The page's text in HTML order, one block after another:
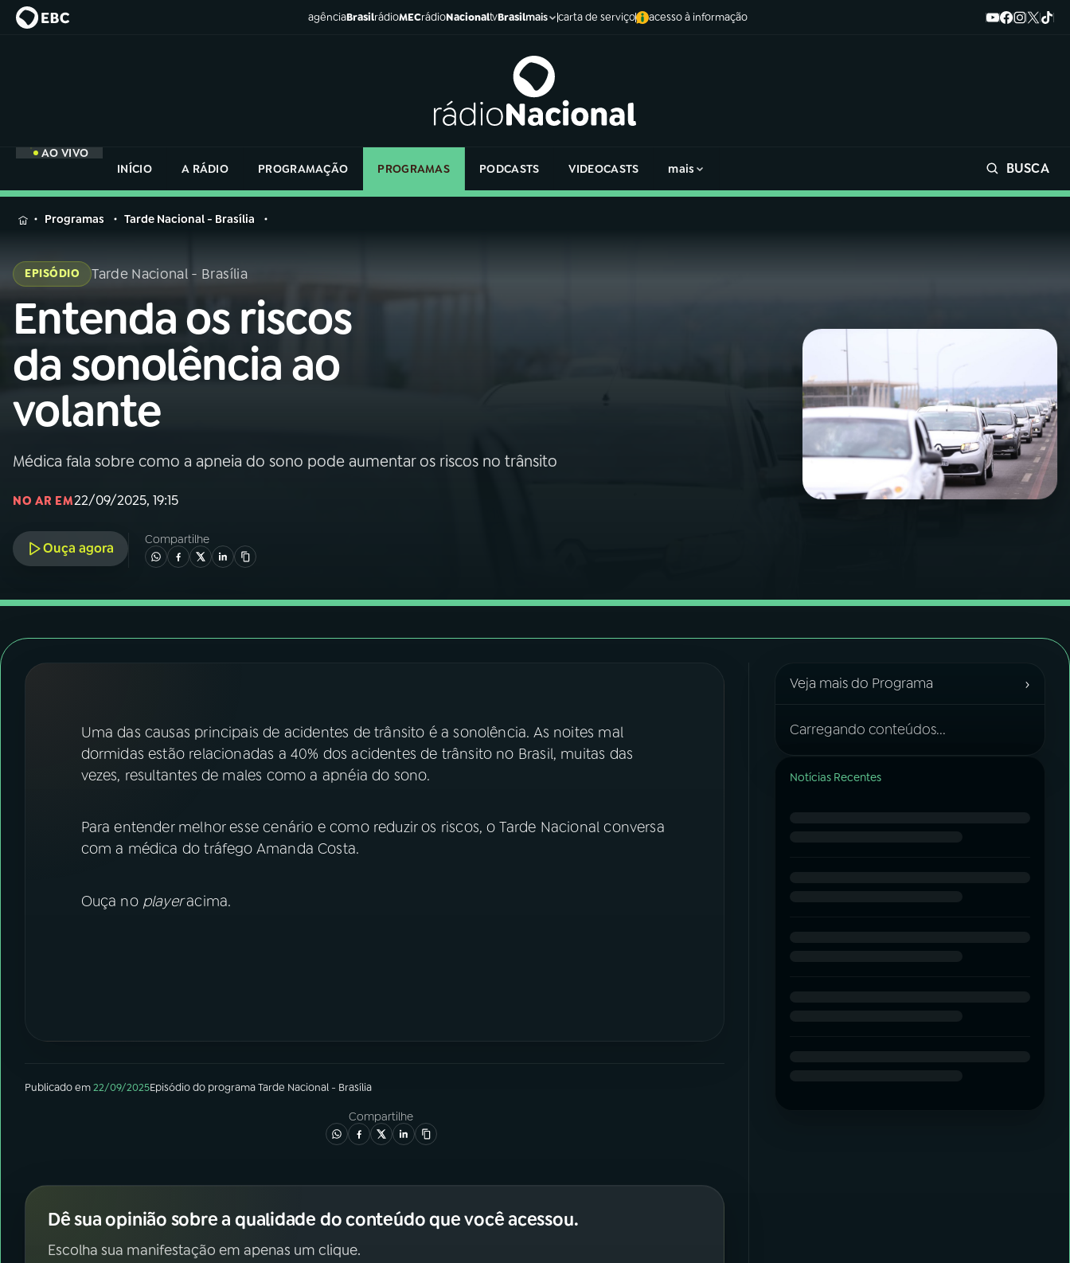
agênciaBrasilrádioMECrádioNacionaltvBrasilmais carta de serviço acesso à informação
AO VIVO
INÍCIO
A RÁDIO PROGRAMAÇÃO PROGRAMAS PODCASTS VIDEOCASTS mais BUSCA
MENU
Buscar
na
Rádio
Nacional
AO VIVO
01 INÍCIO
A RÁDIO
03PROGRAMAÇÃO
PROGRAMAS
FESTIVAL DE MÚSICA
ACOMPANHE A RÁDIO NACIONAL
YouTube Facebook
Instagram X
na
Rádio
Programas Tarde Nacional - Brasília
EPISÓDIO Tarde Nacional - Brasília
Entenda os riscos
da sonolência ao
volante
Médica fala sobre como a apneia do sono pode aumentar os riscos no trânsito
NO AR EM22/09/2025, 19:15
Ouça agora
Compartilhe
Uma das causas principais de acidentes de trânsito é a sonolência. As noites mal
dormidas estão relacionadas a 40% dos acidentes de trânsito no Brasil, muitas das
vezes, resultantes de males como a apnéia do sono.
Para entender melhor esse cenário e como reduzir os riscos, o Tarde Nacional conversa
com a médica do tráfego Amanda Costa.
Ouça no playeracima.
Publicado em22/09/2025Episódiodo programaTarde Nacional - Brasília
Compartilhe
Dê sua opinião sobre a qualidade do conteúdo que você acessou.
Escolha sua manifestação em apenas um clique.
Veja mais do Programa ›
Carregando conteúdos...
Notícias Recentes